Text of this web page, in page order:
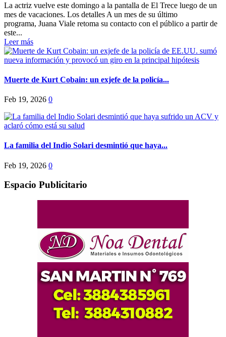
La actriz vuelve este domingo a la pantalla de El Trece luego de un
mes de vacaciones. Los detalles A un mes de su último
programa, Juana Viale retoma su contacto con el público a partir de
este...
Leer más
Muerte de Kurt Cobain: un exjefe de la policía...
Feb 19, 2026 0
La familia del Indio Solari desmintió que haya...
Feb 19, 2026 0
Espacio Publicitario